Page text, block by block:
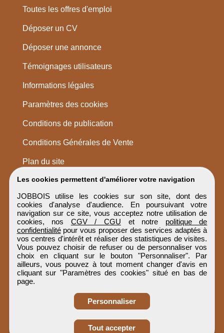
Obtenir ses
Les cookies permettent d'améliorer votre navigation
JOBBOIS utilise les cookies sur son site, dont des
cookies d'analyse d'audience. En poursuivant votre
navigation sur ce site, vous acceptez notre utilisation de
cookies, nos CGV / CGU et notre politique de
confidentialitépour vous proposer des services adaptés à
vos centres d'intérêt et réaliser des statistiques de visites.
Vous pouvez choisir de refuser ou de personnaliser vos
choix en cliquant sur le bouton "Personnaliser". Par
ailleurs, vous pouvez à tout moment changer d'avis en
cliquant sur "Paramètres des cookies" situé en bas de
page.
Personnaliser
Tout accepter
Toutes les offres d'emploi
Déposer un CV
Déposer une annonce
Témoignages utilisateurs
Informations légales
Paramètres des cookies
Conditions de publication
Conditions Générales de Vente
Plan du site